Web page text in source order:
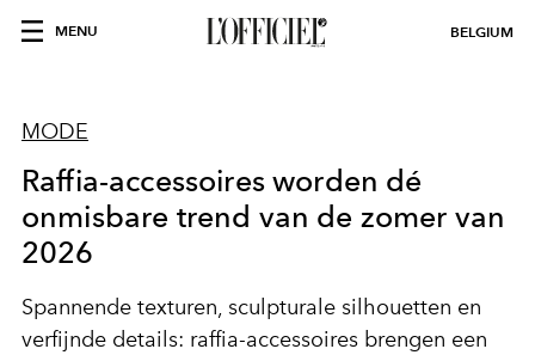
MENU BELGIUM
MODE
Raffia-accessoires worden dé
onmisbare trend van de zomer van
2026
Spannende texturen, sculpturale silhouetten en
verfijnde details: raffia-accessoires brengen een